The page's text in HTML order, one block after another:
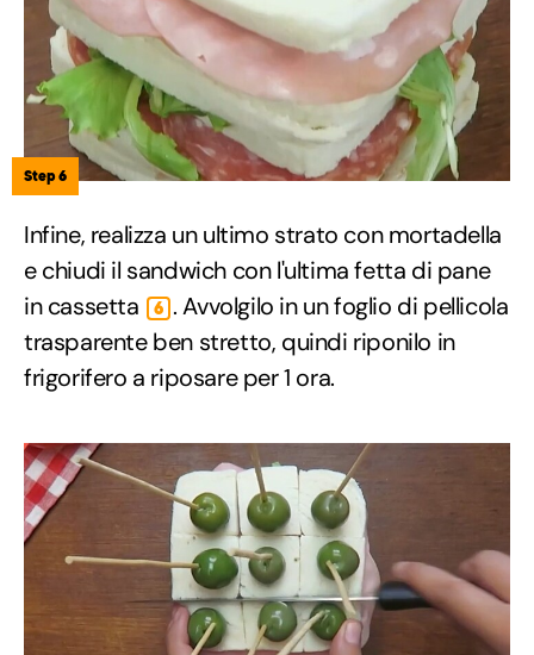
Step 6
Infine, realizza un ultimo strato con mortadella
e chiudi il sandwich con l'ultima fetta di pane
in cassetta
6 . Avvolgilo in un foglio di pellicola
trasparente ben stretto, quindi riponilo in
frigorifero a riposare per 1 ora.